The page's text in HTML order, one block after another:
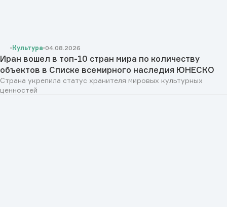
Культура 04.08.2026
Иран вошел в топ-10 стран мира по количеству
объектов в Списке всемирного наследия ЮНЕСКО
Страна укрепила статус хранителя мировых культурных
ценностей